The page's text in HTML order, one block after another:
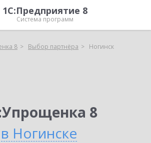
1С:Предприятие 8
Система программ
8 Выбор партнёра Ногинск
8
в Ногинске